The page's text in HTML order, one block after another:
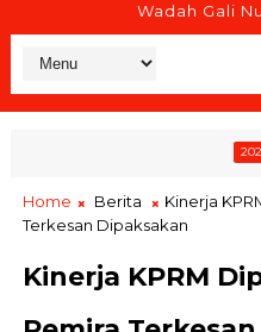
Wadah Gali
Home Berita
Kinerja
Terkesan Dipaksakan
Kinerja KPRM